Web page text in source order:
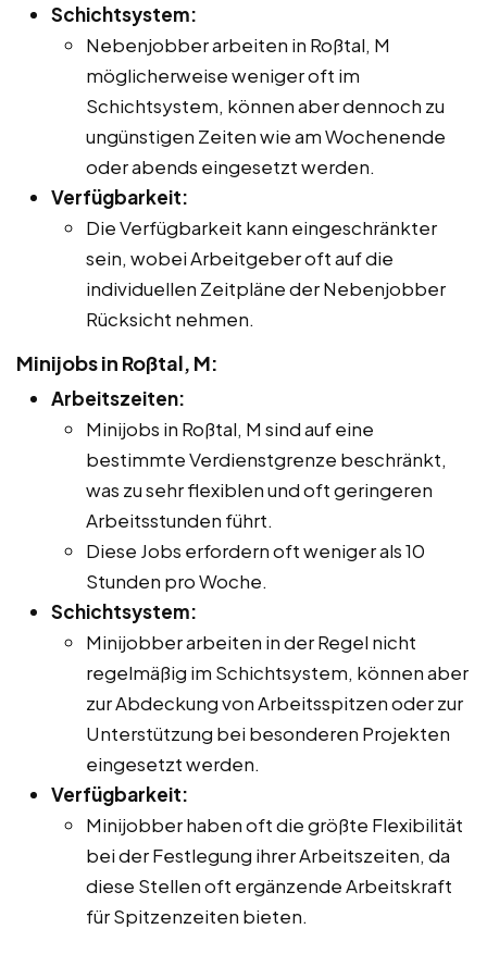
Schichtsystem:
Nebenjobber arbeiten in Roßtal, M
möglicherweise weniger oft im
Schichtsystem, können aber dennoch zu
ungünstigen Zeiten wie am Wochenende
oder abends eingesetzt werden.
Verfügbarkeit:
Die Verfügbarkeit kann eingeschränkter
sein, wobei Arbeitgeber oft auf die
individuellen Zeitpläne der Nebenjobber
Rücksicht nehmen.
Minijobs in Roßtal, M:
Arbeitszeiten:
Minijobs in Roßtal, M sind auf eine
bestimmte Verdienstgrenze beschränkt,
was zu sehr flexiblen und oft geringeren
Arbeitsstunden führt.
Diese Jobs erfordern oft weniger als 10
Stunden pro Woche.
Schichtsystem:
Minijobber arbeiten in der Regel nicht
regelmäßig im Schichtsystem, können aber
zur Abdeckung von Arbeitsspitzen oder zur
Unterstützung bei besonderen Projekten
eingesetzt werden.
Verfügbarkeit:
Minijobber haben oft die größte Flexibilität
bei der Festlegung ihrer Arbeitszeiten, da
diese Stellen oft ergänzende Arbeitskraft
für Spitzenzeiten bieten.